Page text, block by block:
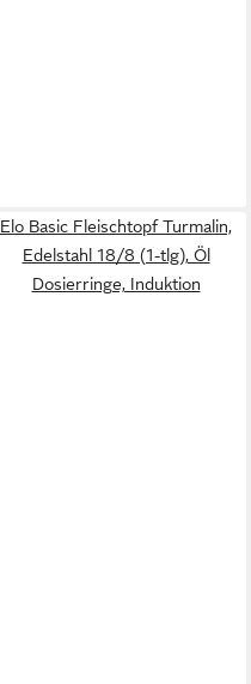
Elo Basic Fleischtopf Turmalin,
Edelstahl 18/8 (1-tlg), Öl
Dosierringe, Induktion